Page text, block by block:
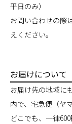
平日のみ）
お問い合わせの際
えください。
お届けについて
お届け先の地域に
内で、宅急便（ヤ
どこでも、一律600